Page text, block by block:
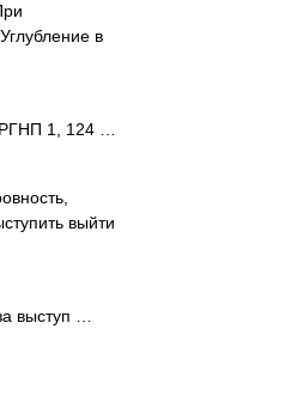
в
1, 124 …
выйти
выступ …